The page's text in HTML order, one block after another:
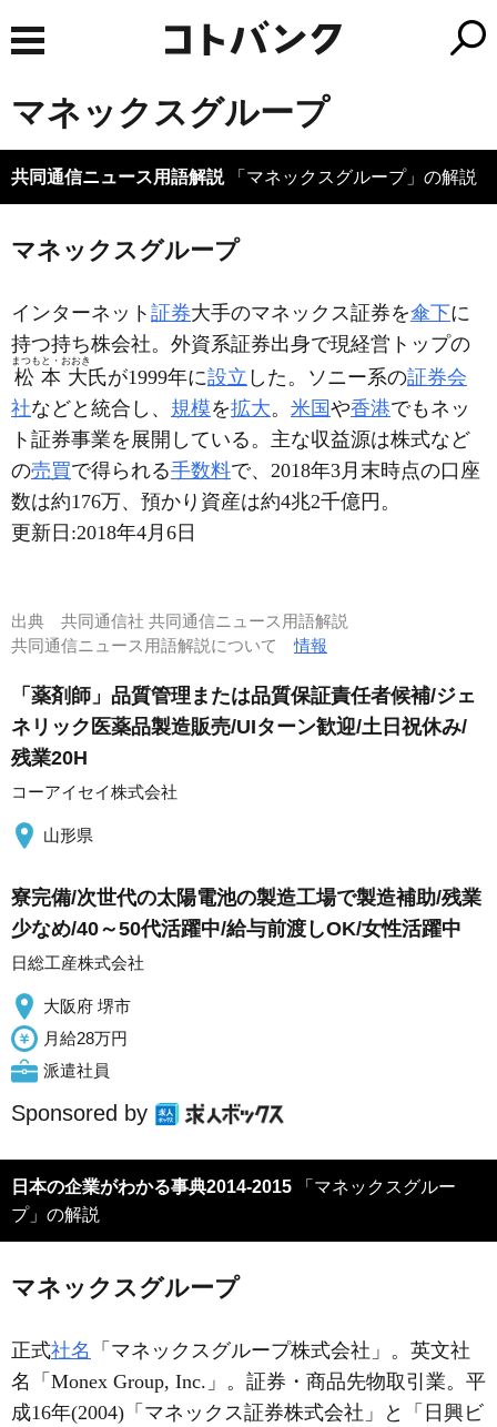
マネックスグループ
共同通信ニュース用語解説 「マネックスグループ」の解説
マネックスグループ
インターネット 証券大手のマネックス証券を傘下に
持つ持ち株会社。外資系証券出身で現経営トップの
松本大
まつもと・おおき
氏が1999年に設立 した。ソニー系の証券会
社などと統合し、 規模を拡大。 米国や香港でもネッ
ト証券事業を展開している。主な収益源は株式など
の売買で得られる手数料で、2018年3月末時点の口座
数は約176万、預かり資産は約4兆2千億円。
更新日:2018年4月6日
出典 共同通信社 共同通信ニュース用語解説
共同通信ニュース用語解説について情報
「薬剤師」品質管理または品質保証責任者候補/ジェ
ネリック医薬品製造販売/UIターン歓迎/土日祝休み/
残業20H
コーアイセイ株式会社
山形県
寮完備/次世代の太陽電池の製造工場で製造補助/残業
少なめ/40～50代活躍中/給与前渡しOK/女性活躍中
日総工産株式会社
大阪府 堺市
月給28万円
派遣社員
Sponsored by
日本の企業がわかる事典2014-2015
プ」の解説
マネックスグループ
正式社名
「マネックスグループ株式会社」。英文社
名「Monex Group, Inc.」。証券・商品先物取引業。平
成16年(2004)「マネックス証券株式会社」と「日興ビ